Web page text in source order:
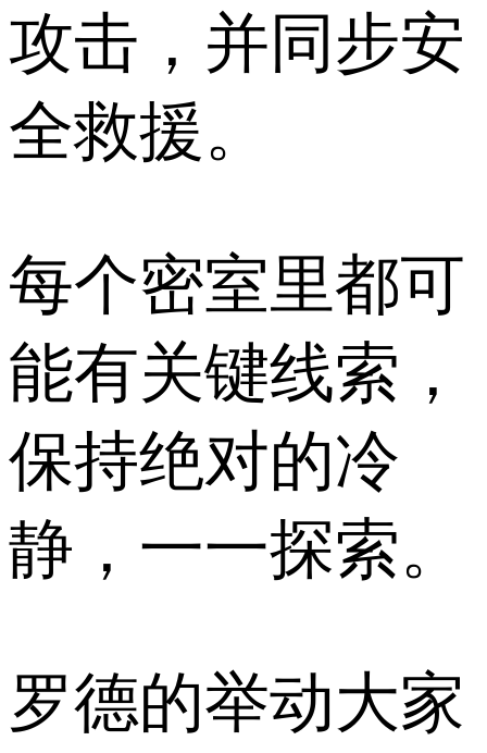
攻击，并同步安
全救援。
每个密室里都可
能有关键线索，
保持绝对的冷
静，一一探索。
罗德的举动大家